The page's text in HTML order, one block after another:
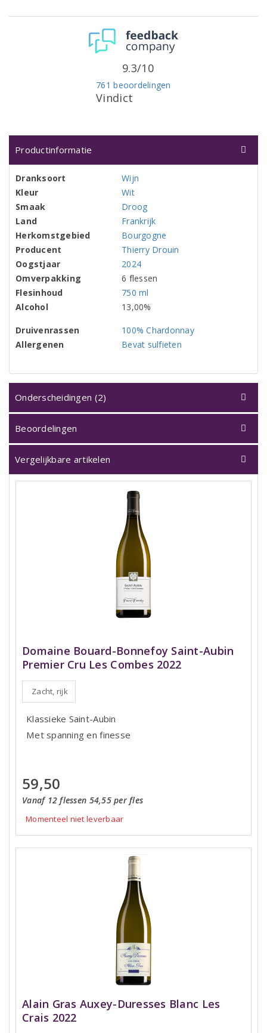
Vindict
761 beoordelingen
9.3/10
Productinformatie
Dranksoort
Wijn
Kleur
Wit
Smaak
Droog
Land
Frankrijk
Herkomstgebied
Bourgogne
Producent
Thierry Drouin
Oogstjaar
2024
Omverpakking
6 flessen
Flesinhoud
750 ml
Alcohol
13,00%
Druivenrassen
100% Chardonnay
Allergenen
Bevat sulfieten
Onderscheidingen (2)
Beoordelingen
Vergelijkbare artikelen
Domaine Bouard-Bonnefoy Saint-Aubin
Premier Cru Les Combes 2022
Zacht, rijk
Klassieke Saint-Aubin
Met spanning en finesse
59,50
Vanaf 12 flessen 54,55 per fles
Momenteel niet leverbaar
Alain Gras Auxey-Duresses Blanc Les
Crais 2022